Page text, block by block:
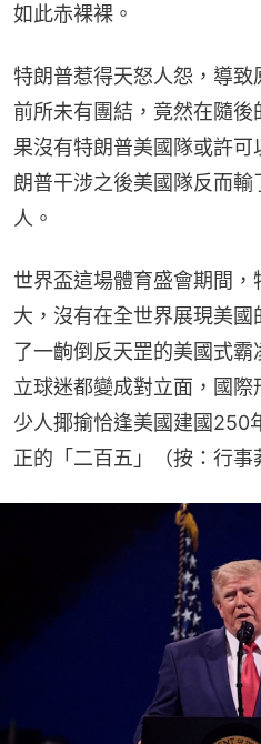
如此赤裸裸。
特朗普惹得天怒人怨，導
前所未有團結，竟然在隨
果沒有特朗普美國隊或許
朗普干涉之後美國隊反而
人。
世界盃這場體育盛會期間
大，沒有在全世界展現美
了一齣倒反天罡的美國式
立球迷都變成對立面，國
少人揶揄恰逢美國建國250
正的「二百五」（按：行事